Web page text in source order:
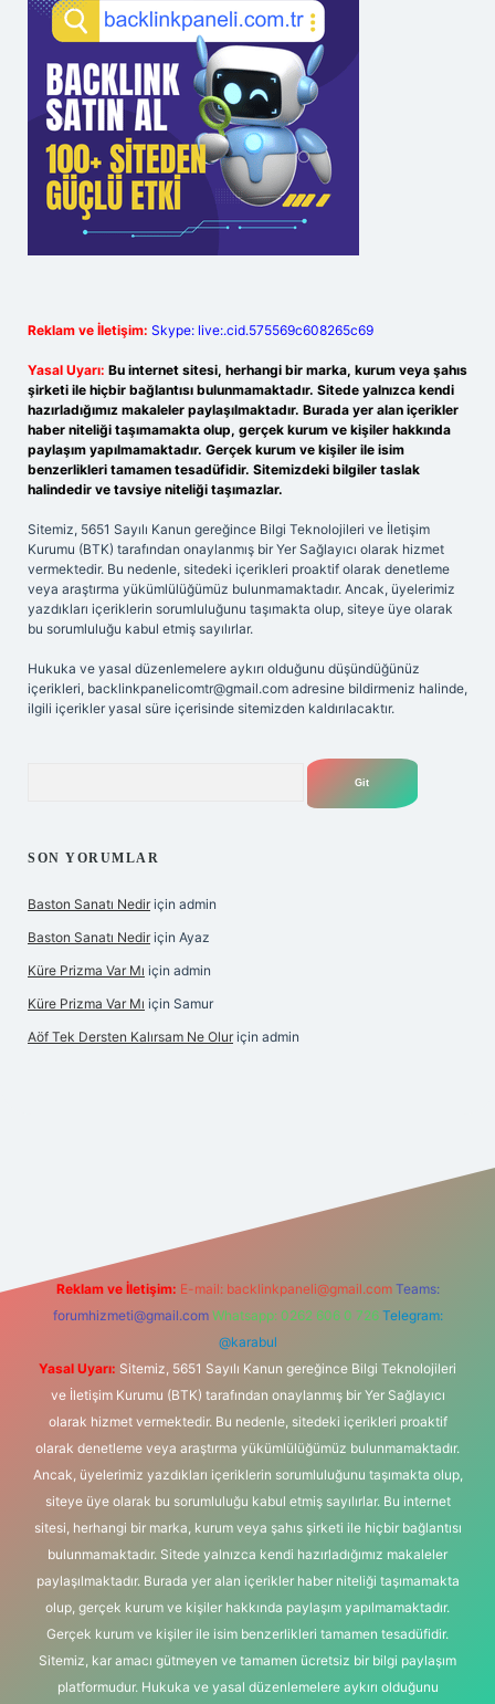
Reklam ve İletişim: Skype: live:.cid.575569c608265c69
Yasal Uyarı: Bu internet sitesi, herhangi bir marka, kurum veya şahıs
şirketi ile hiçbir bağlantısı bulunmamaktadır. Sitede yalnızca kendi
hazırladığımız makaleler paylaşılmaktadır. Burada yer alan içerikler
haber niteliği taşımamakta olup, gerçek kurum ve kişiler hakkında
paylaşım yapılmamaktadır. Gerçek kurum ve kişiler ile isim
benzerlikleri tamamen tesadüfidir. Sitemizdeki bilgiler taslak
halindedir ve tavsiye niteliği taşımazlar.
Sitemiz, 5651 Sayılı Kanun gereğince Bilgi Teknolojileri ve İletişim
Kurumu (BTK) tarafından onaylanmış bir Yer Sağlayıcı olarak hizmet
vermektedir. Bu nedenle, sitedeki içerikleri proaktif olarak denetleme
veya araştırma yükümlülüğümüz bulunmamaktadır. Ancak, üyelerimiz
yazdıkları içeriklerin sorumluluğunu taşımakta olup, siteye üye olarak
bu sorumluluğu kabul etmiş sayılırlar.
Hukuka ve yasal düzenlemelere aykırı olduğunu düşündüğünüz
içerikleri, backlinkpanelicomtr@gmail.com adresine bildirmeniz halinde,
ilgili içerikler yasal süre içerisinde sitemizden kaldırılacaktır.
SON YORUMLAR
Baston Sanatı Nedir için admin
Baston Sanatı Nedir için Ayaz
Küre Prizma Var Mı için admin
Küre Prizma Var Mı için Samur
Aöf Tek Dersten Kalırsam Ne Olur için admin
Reklam ve İletişim: E-mail: backlinkpaneli@gmail.com Teams:
forumhizmeti@gmail.com Whatsapp: 0262 606 0 726 Telegram:
@karabul
Yasal Uyarı: Sitemiz, 5651 Sayılı Kanun gereğince Bilgi Teknolojileri
ve İletişim Kurumu (BTK) tarafından onaylanmış bir Yer Sağlayıcı
olarak hizmet vermektedir. Bu nedenle, sitedeki içerikleri proaktif
olarak denetleme veya araştırma yükümlülüğümüz bulunmamaktadır.
Ancak, üyelerimiz yazdıkları içeriklerin sorumluluğunu taşımakta olup,
siteye üye olarak bu sorumluluğu kabul etmiş sayılırlar. Bu internet
sitesi, herhangi bir marka, kurum veya şahıs şirketi ile hiçbir bağlantısı
bulunmamaktadır. Sitede yalnızca kendi hazırladığımız makaleler
paylaşılmaktadır. Burada yer alan içerikler haber niteliği taşımamakta
olup, gerçek kurum ve kişiler hakkında paylaşım yapılmamaktadır.
Gerçek kurum ve kişiler ile isim benzerlikleri tamamen tesadüfidir.
Sitemiz, kar amacı gütmeyen ve tamamen ücretsiz bir bilgi paylaşım
platformudur. Hukuka ve yasal düzenlemelere aykırı olduğunu